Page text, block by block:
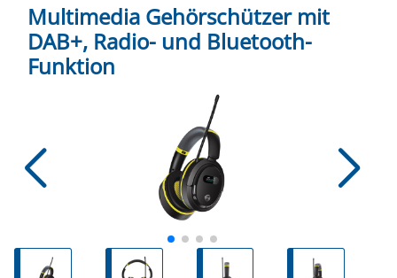
Multimedia Gehörschützer mit
DAB+, Radio- und Bluetooth-
Funktion